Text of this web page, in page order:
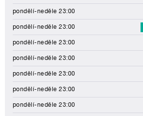
pondělí-neděle 23:00
pondělí-neděle 23:00
pondělí-neděle 23:00
pondělí-neděle 23:00
pondělí-neděle 23:00
pondělí-neděle 23:00
pondělí-neděle 23:00